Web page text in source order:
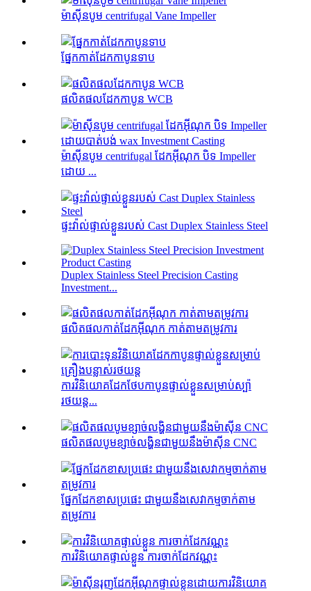
ម៉ាស៊ីនបូម centrifugal Vane Impeller
ផ្នែកកាត់ដែកកាបូនទាប
ផលិតផលដែកកាបូន WCB
ម៉ាស៊ីនបូម centrifugal ដែកអ៊ីណុក បិទ Impeller
ដោយ ...
ផ្ទះវ៉ាល់ផ្ទាល់ខ្លួនរបស់ Cast Duplex Stainless Steel
Duplex Stainless Steel Precision Casting
Investment...
ផលិតផលកាត់ដែកអ៊ីណុក កាត់តាមតម្រូវការ
ការវិនិយោគដែកថែបកាបូនផ្ទាល់ខ្លួនសម្រាប់ស្ប៉ា
រថយន្ត...
ផលិតផលបូមខ្សាច់លង្ហិនជាមួយនឹងម៉ាស៊ីន CNC
ផ្នែកដែកខាសប្រផេះ ជាមួយនឹងសេវាកម្មចាក់តាម
តម្រូវការ
ការវិនិយោគផ្ទាល់ខ្លួន ការចាក់ដែកវណ្ណះ